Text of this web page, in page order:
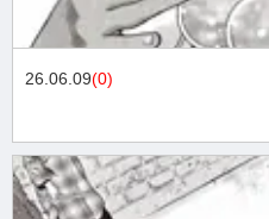
26.06.09(0)